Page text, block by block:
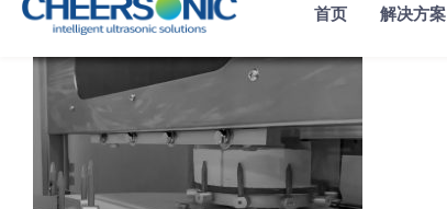
首页 解决方案